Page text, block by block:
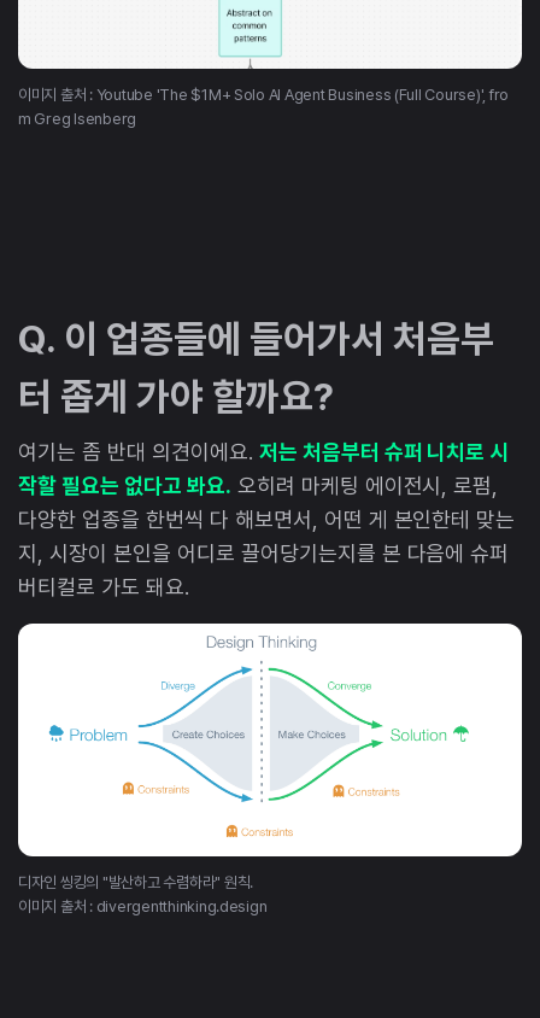
이미지 출처 : Youtube 'The $1M+ Solo AI Agent Business (Full Course)', fro
m Greg Isenberg
Q. 이 업종들에 들어가서 처음부
터 좁게 가야 할까요?
여기는 좀 반대 의견이에요. 저는 처음부터 슈퍼 니치로 시
작할 필요는 없다고 봐요. 오히려 마케팅 에이전시, 로펌,
다양한 업종을 한번씩 다 해보면서, 어떤 게 본인한테 맞는
지, 시장이 본인을 어디로 끌어당기는지를 본 다음에 슈퍼
버티컬로 가도 돼요.
디자인 씽킹의 "발산하고 수렴하라" 원칙.
이미지 출처 : divergentthinking.design